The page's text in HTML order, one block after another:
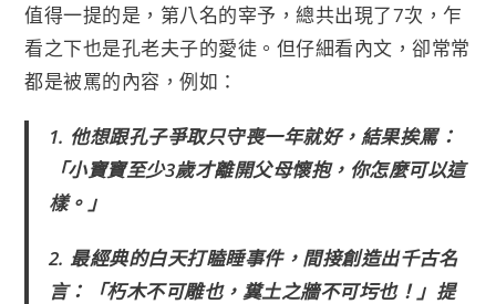
值得一提的是，第八名的宰予，總共出現了7次，乍
看之下也是孔老夫子的愛徒。但仔細看內文，卻常常
都是被罵的內容，例如：​
1. 他想跟孔子爭取只守喪一年就好，結果挨罵：
「小寶寶至少3歲才離開父母懷抱，你怎麼可以這
樣。」
2. 最經典的白天打瞌睡事件，間接創造出千古名
言：「朽木不可雕也，糞土之牆不可圬也！」提